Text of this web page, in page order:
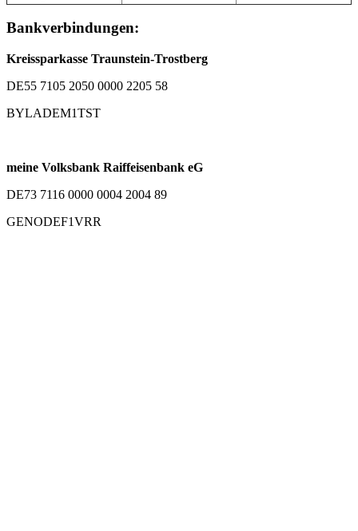
Bankverbindungen:
Kreissparkasse Traunstein-Trostberg
DE55 7105 2050 0000 2205 58
BYLADEM1TST
meine Volksbank Raiffeisenbank eG
DE73 7116 0000 0004 2004 89
GENODEF1VRR